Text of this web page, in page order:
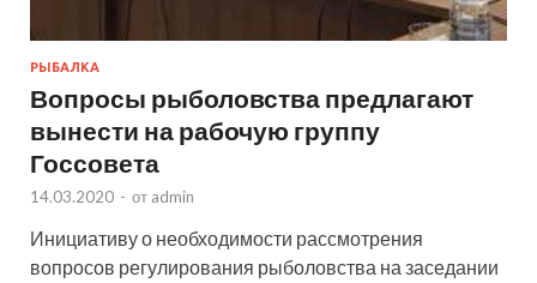
РЫБАЛКА
Вопросы рыболовства предлагают
вынести на рабочую группу
Госсовета
14.03.2020 - от admin
Инициативу о необходимости рассмотрения
вопросов регулирования рыболовства на заседании